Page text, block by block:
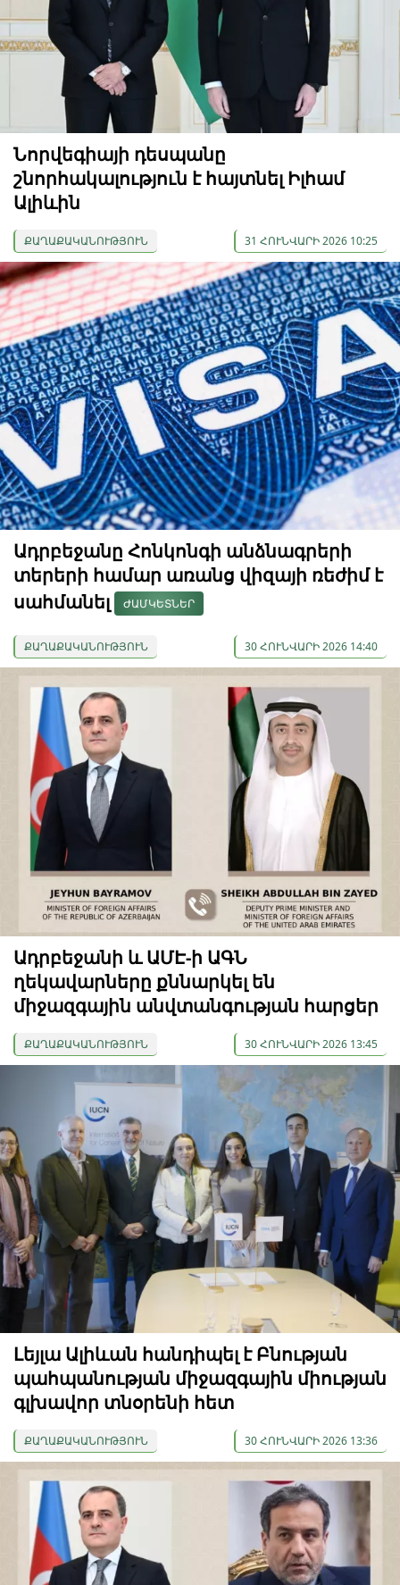
Նորվեգիայի դեսպանը
շնորհակալություն է հայտնել Իլհամ
Ալիևին
ՔԱՂԱՔԱԿԱՆՈՒԹՅՈՒՆ 31 ՀՈՒՆՎԱՐԻ 2026 10:25
Ադրբեջանը Հոնկոնգի անձնագրերի
տերերի համար առանց վիզայի ռեժիմ է
սահմանել
ԺԱՄԿԵՏՆԵՐ
ՔԱՂԱՔԱԿԱՆՈՒԹՅՈՒՆ 30 ՀՈՒՆՎԱՐԻ 2026 14:40
Ադրբեջանի և ԱՄԷ-ի ԱԳՆ
ղեկավարները քննարկել են
միջազգային անվտանգության հարցեր
ՔԱՂԱՔԱԿԱՆՈՒԹՅՈՒՆ 30 ՀՈՒՆՎԱՐԻ 2026 13:45
Լեյլա Ալիևան հանդիպել է Բնության
պահպանության միջազգային միության
գլխավոր տնօրենի հետ
ՔԱՂԱՔԱԿԱՆՈՒԹՅՈՒՆ 30 ՀՈՒՆՎԱՐԻ 2026 13:36